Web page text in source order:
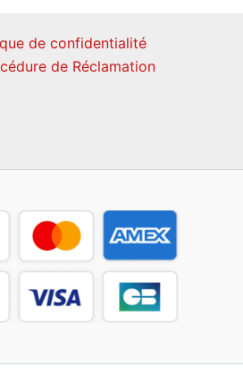
de confidentialité
de Réclamation